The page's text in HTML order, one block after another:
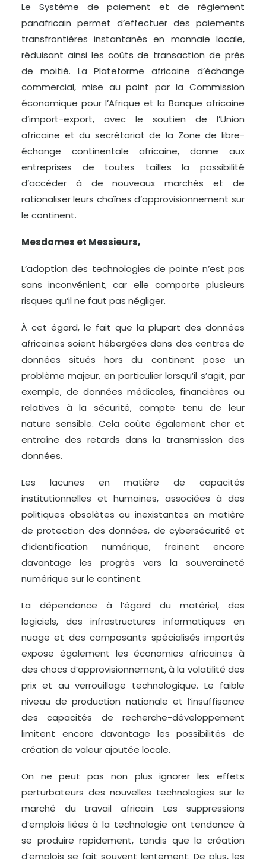
Le Système de paiement et de règlement
panafricain permet d’effectuer des paiements
transfrontières instantanés en monnaie locale,
réduisant ainsi les coûts de transaction de près
de moitié. La Plateforme africaine d’échange
commercial, mise au point par la Commission
économique pour l’Afrique et la Banque africaine
d’import-export, avec le soutien de l’Union
africaine et du secrétariat de la Zone de libre-
échange continentale africaine, donne aux
entreprises de toutes tailles la possibilité
d’accéder à de nouveaux marchés et de
rationaliser leurs chaînes d’approvisionnement sur
le continent.
Mesdames et Messieurs,
L’adoption des technologies de pointe n’est pas
sans inconvénient, car elle comporte plusieurs
risques qu’il ne faut pas négliger.
À cet égard, le fait que la plupart des données
africaines soient hébergées dans des centres de
données situés hors du continent pose un
problème majeur, en particulier lorsqu’il s’agit, par
exemple, de données médicales, financières ou
relatives à la sécurité, compte tenu de leur
nature sensible. Cela coûte également cher et
entraîne des retards dans la transmission des
données.
Les lacunes en matière de capacités
institutionnelles et humaines, associées à des
politiques obsolètes ou inexistantes en matière
de protection des données, de cybersécurité et
d’identification numérique, freinent encore
davantage les progrès vers la souveraineté
numérique sur le continent.
La dépendance à l’égard du matériel, des
logiciels, des infrastructures informatiques en
nuage et des composants spécialisés importés
expose également les économies africaines à
des chocs d’approvisionnement, à la volatilité des
prix et au verrouillage technologique. Le faible
niveau de production nationale et l’insuffisance
des capacités de recherche-développement
limitent encore davantage les possibilités de
création de valeur ajoutée locale.
On ne peut pas non plus ignorer les effets
perturbateurs des nouvelles technologies sur le
marché du travail africain. Les suppressions
d’emplois liées à la technologie ont tendance à
se produire rapidement, tandis que la création
d’emplois se fait souvent lentement. De plus, les